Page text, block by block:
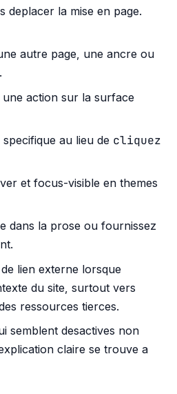
deplacer la mise en page.
autre page, une ancre ou
action sur la surface
au lieu de cliquez
et focus-visible en themes
dans la prose ou fournissez
lien externe lorsque
du site, surtout vers
ressources tierces.
semblent desactives non
claire se trouve a